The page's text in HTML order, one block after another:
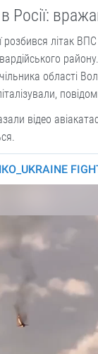
Росії:
літак
області
відео